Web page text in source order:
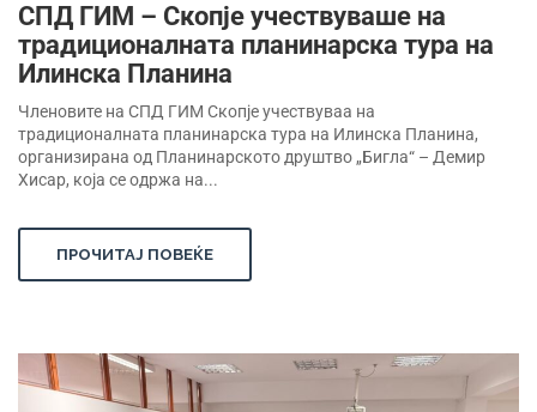
СПД ГИМ – Скопје учествуваше на
традиционалната планинарска тура на
Илинска Планина
Членовите на СПД ГИМ Скопје учествуваа на
традиционалната планинарска тура на Илинска Планина,
организирана од Планинарското друштво „Бигла“ – Демир
Хисар, која се одржа на...
ПРОЧИТАЈ ПОВЕЌЕ